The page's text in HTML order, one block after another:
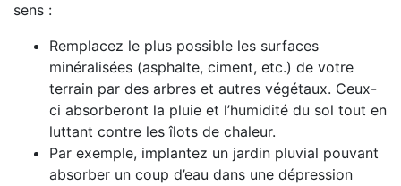
sens :
Remplacez le plus possible les surfaces
minéralisées (asphalte, ciment, etc.) de votre
terrain par des arbres et autres végétaux. Ceux-
ci absorberont la pluie et l’humidité du sol tout en
luttant contre les îlots de chaleur.
Par exemple, implantez un jardin pluvial pouvant
absorber un coup d’eau dans une dépression